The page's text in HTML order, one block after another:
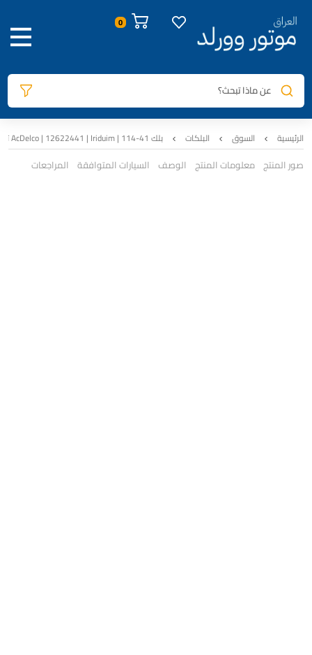
عن ماذا تبحث؟
الرئيسية السوق البلكات بلك AcDelco | 12622441 | Iriduim | 114-41 تاهو – يوكن | سيت اربع قطع
صور المنتج معلومات المنتج الوصف السيارات المتوافقة المراجعات